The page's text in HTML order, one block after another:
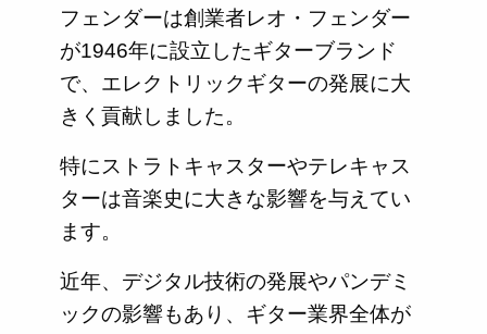
フェンダーは創業者レオ・フェンダー
が1946年に設立したギターブランド
で、エレクトリックギターの発展に大
きく貢献しました。
特にストラトキャスターやテレキャス
ターは音楽史に大きな影響を与えてい
ます。
近年、デジタル技術の発展やパンデミ
ックの影響もあり、ギター業界全体が